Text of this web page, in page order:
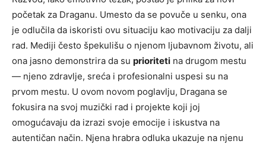
početak za Draganu. Umesto da se povuče u senku, ona
je odlučila da iskoristi ovu situaciju kao motivaciju za dalji
rad. Mediji često špekulišu o njenom ljubavnom životu, ali
ona jasno demonstrira da su prioriteti na drugom mestu
— njeno zdravlje, sreća i profesionalni uspesi su na
prvom mestu. U ovom novom poglavlju, Dragana se
fokusira na svoj muzički rad i projekte koji joj
omogućavaju da izrazi svoje emocije i iskustva na
autentičan način. Njena hrabra odluka ukazuje na njenu